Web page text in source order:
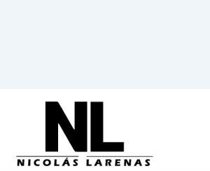
содержимому